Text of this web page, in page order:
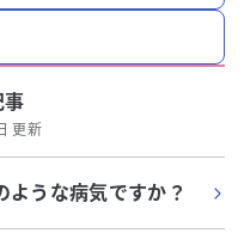
事
更新
ような病気ですか？